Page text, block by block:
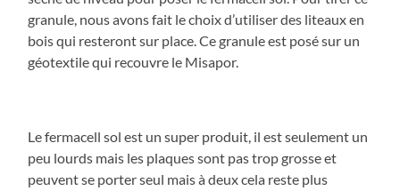
granule, nous avons fait le choix d’utiliser des liteaux en
bois qui resteront sur place. Ce granule est posé sur un
géotextile qui recouvre le Misapor.
Le fermacell sol est un super produit, il est seulement un
peu lourds mais les plaques sont pas trop grosse et
peuvent se porter seul mais à deux cela reste plus